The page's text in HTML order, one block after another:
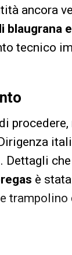
ancora
tecnico
è
trampolino